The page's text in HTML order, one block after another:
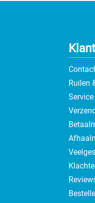
Contact
Ruilen